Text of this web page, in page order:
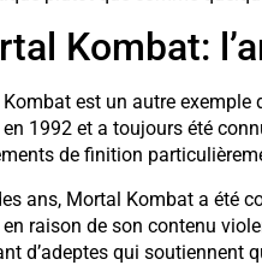
Kombat:
est un autre exemple
en 1992 et a toujours été
de finition
ans, Mortal Kombat a été
raison de son contenu
d’adeptes qui soutiennent